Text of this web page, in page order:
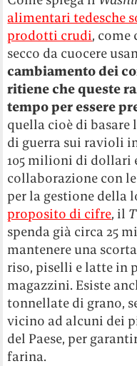
alimentari tedesche
prodotti crudi, come
secco da cuocere
cambiamento dei
ritiene che queste
tempo per essere
quella cioè di basare
di guerra sui ravioli
105 milioni di dollari
collaborazione con
per la gestione della
proposito di cifre, il
spenda già circa 25
mantenere una
riso, piselli e latte in
magazzini. Esiste
tonnellate di grano,
vicino ad alcuni dei
del Paese, per
farina.